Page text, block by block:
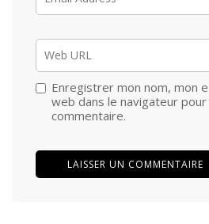
Enregistrer mon nom, mon
web dans le navigateur pour
commentaire.